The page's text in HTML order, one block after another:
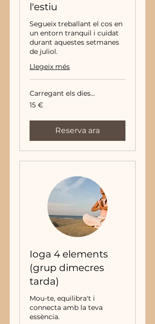
l'estiu
Segueix treballant el cos en
un entorn tranquil i cuidat
durant aquestes setmanes
de juliol.
Llegeix més
Carregant els dies...
15
euros
15 €
Reserva ara
Ioga 4 elements
(grup dimecres
tarda)
Mou-te, equilibra't i
connecta amb la teva
essència.